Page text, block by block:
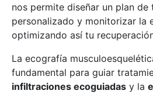
nos permite diseñar un plan de
personalizado y monitorizar la
optimizando así tu
La ecografía
fundamental para guiar
infiltraciones ecoguiadas y la